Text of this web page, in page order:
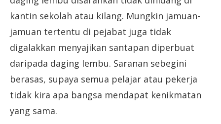
kantin sekolah atau kilang. Mungkin jamuan-
jamuan tertentu di pejabat juga tidak
digalakkan menyajikan santapan diperbuat
daripada daging lembu. Saranan sebegini
berasas, supaya semua pelajar atau pekerja
tidak kira apa bangsa mendapat kenikmatan
yang sama.